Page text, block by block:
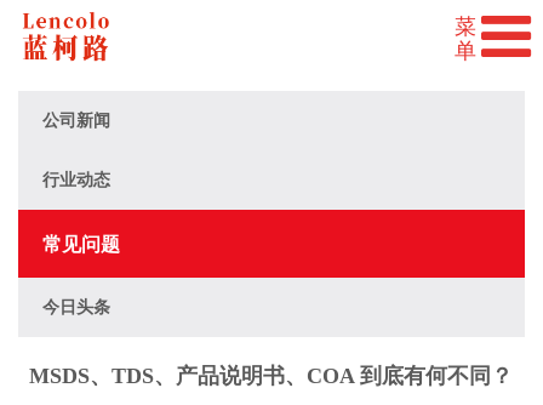
公司新闻
行业动态
常见问题
今日头条
MSDS、TDS、产品说明书、COA 到底有何不同？